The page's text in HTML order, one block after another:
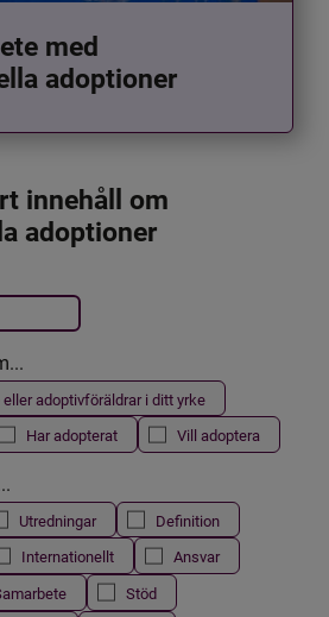
med
adoptioner
innehåll om
adoptioner
automatiskt
adoptivföräldrar i ditt yrke
Har adopterat Vill adoptera
Utredningar
Definition
Internationellt
Ansvar
Stöd